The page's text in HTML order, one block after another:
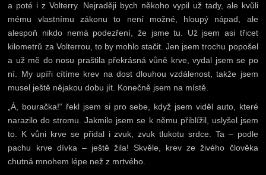
a poté i z Volterry. Nejraději bych někoho vypil už tady, ale kvůli
mému vlastnímu zákonu to není možné, hloupý nápad, ale
alespoň nikdo nemá podezření, že jsme tu. Už jsem asi třicet
kilometrů za Volterrou, to by mohlo stačit. Jen jsem trochu popošel
a už mě do nosu praštila překrásná vůně krve, vydal jsem se po
ní. My upíři cítíme krev na dost dlouhou vzdálenost, takže jsem
musel ještě nějakou dobu jít. Konečně jsem na místě.
„Á, bouračka!“ řekl jsem si pro sebe, když jsem viděl auto, které
narazilo do stromu. Jakmile jsem se k němu přiblížil, uslyšel jsem
to. K vůni krve se přidal i zvuk, zvuk tlukotu srdce. Ta – podle
pachu krve dívka – ještě žila! Skvěle, krev ze živého člověka
chutná mnohem lépe než z mrtvého.